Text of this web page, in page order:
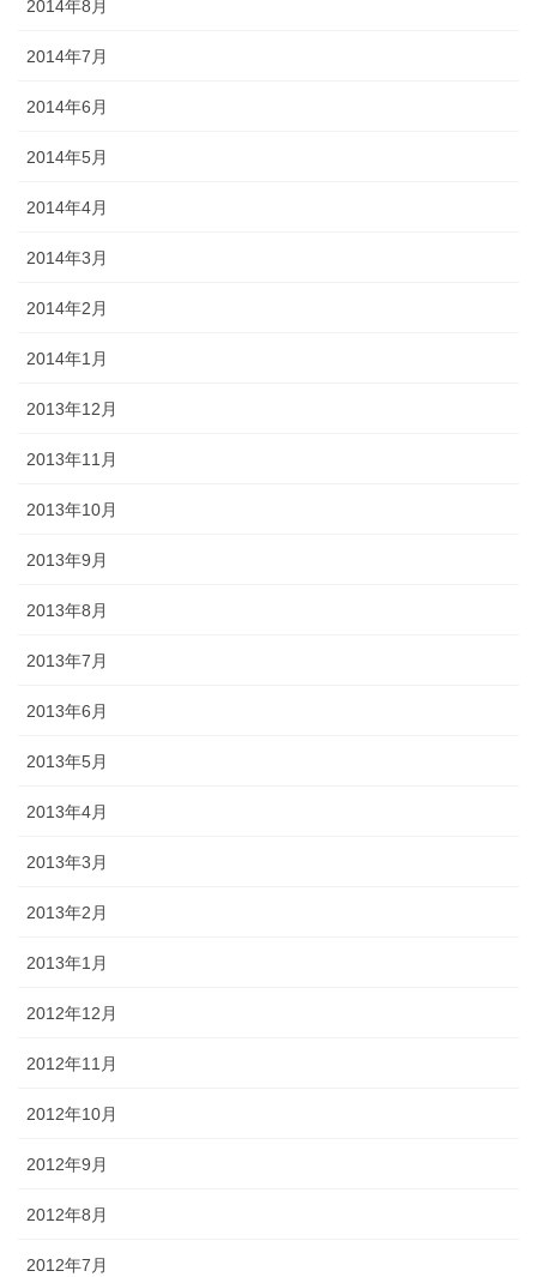
2014年8月
2014年7月
2014年6月
2014年5月
2014年4月
2014年3月
2014年2月
2014年1月
2013年12月
2013年11月
2013年10月
2013年9月
2013年8月
2013年7月
2013年6月
2013年5月
2013年4月
2013年3月
2013年2月
2013年1月
2012年12月
2012年11月
2012年10月
2012年9月
2012年8月
2012年7月